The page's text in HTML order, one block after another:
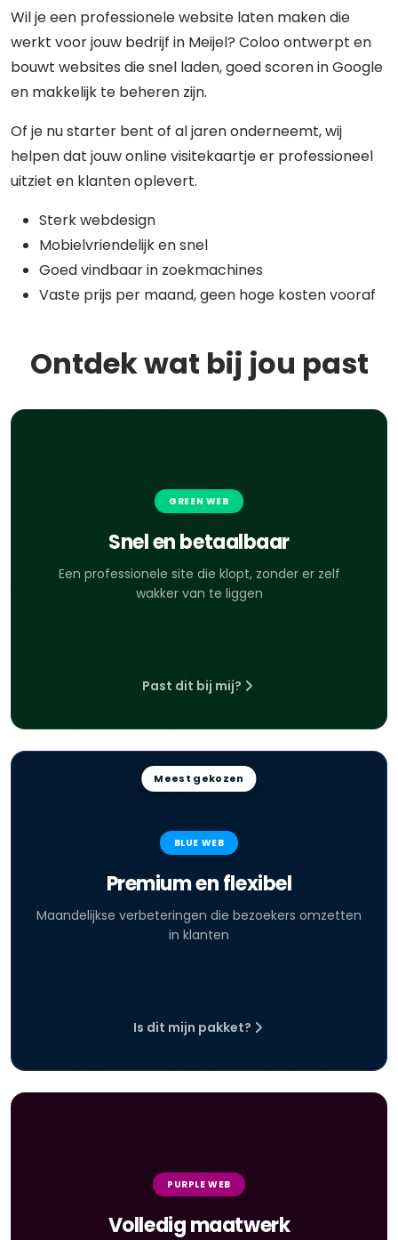
Wil je een professionele website laten maken die
werkt voor jouw bedrijf in Meijel? Coloo ontwerpt en
bouwt websites die snel laden, goed scoren in Google
en makkelijk te beheren zijn.
Of je nu starter bent of al jaren onderneemt, wij
helpen dat jouw online visitekaartje er professioneel
uitziet en klanten oplevert.
Sterk webdesign
Mobielvriendelijk en snel
Goed vindbaar in zoekmachines
Vaste prijs per maand, geen hoge kosten vooraf
Ontdek wat bij jou past
GREEN WEB
Snel en betaalbaar
Een professionele site die klopt, zonder er zelf
wakker van te liggen
Past dit bij mij?
Meest gekozen
BLUE WEB
Premium en flexibel
Maandelijkse verbeteringen die bezoekers omzetten
in klanten
Is dit mijn pakket?
PURPLE WEB
Volledig maatwerk